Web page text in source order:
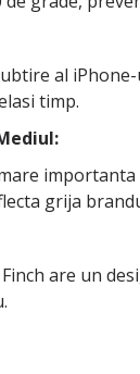
al
timp.
grija
Finch are un